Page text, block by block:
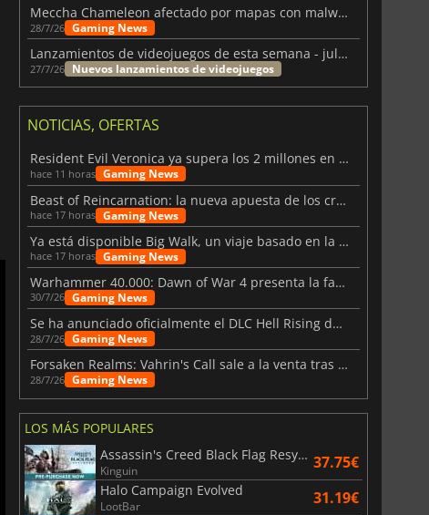
Meccha Chameleon afectado por mapas con malware y Discord
28/7/26 Gaming News
Lanzamientos de videojuegos de esta semana - julio 2026 (semana 31)
27/7/26 Nuevos lanzamientos de videojuegos
NOTICIAS, OFERTAS
Resident Evil Veronica ya supera los 2 millones en listas de deseados
hace 11 horas Gaming News
Beast of Reincarnation: la nueva apuesta de los creadores de Pokémon
hace 17 horas Gaming News
Ya está disponible Big Walk, un viaje basado en la amistad
hace 17 horas Gaming News
Warhammer 40.000: Dawn of War 4 presenta la facción de los Necrones
30/7/26 Gaming News
Se ha anunciado oficialmente el DLC Hell Rising de Nioh 3
28/7/26 Gaming News
Forsaken Realms: Vahrin's Call sale a la venta tras una década
28/7/26 Gaming News
LOS MÁS POPULARES
Assassin's Creed Black Flag Resynced
Kinguin 37.75€
Halo Campaign Evolved
LootBar 31.19€